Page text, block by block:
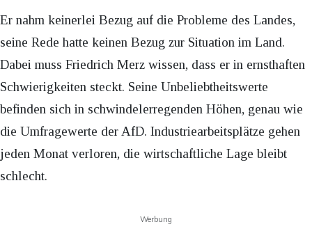
Er nahm keinerlei Bezug auf die Probleme des Landes,
seine Rede hatte keinen Bezug zur Situation im Land.
Dabei muss Friedrich Merz wissen, dass er in ernsthaften
Schwierigkeiten steckt. Seine Unbeliebtheitswerte
befinden sich in schwindelerregenden Höhen, genau wie
die Umfragewerte der AfD. Industriearbeitsplätze gehen
jeden Monat verloren, die wirtschaftliche Lage bleibt
schlecht.
Werbung